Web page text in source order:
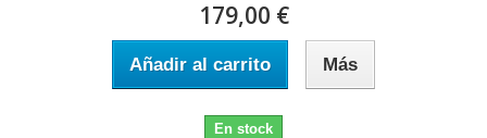
179,00 €
Añadir al carrito Más
En stock